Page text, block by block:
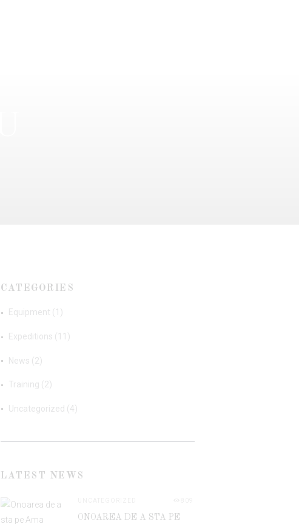
CATEGORIES
Equipment (1)
Expeditions (11)
News (2)
Training (2)
Uncategorized (4)
LATEST NEWS
ONOAREA DE A STA PE